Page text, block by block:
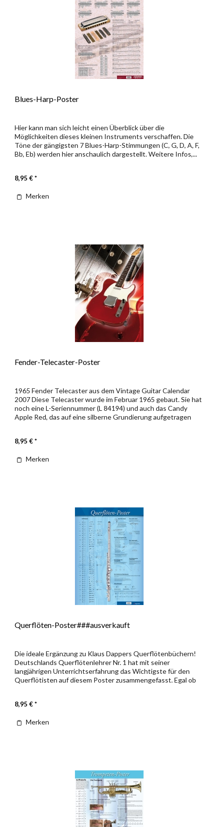
Blues-Harp-Poster
Hier kann man sich leicht einen Überblick über die
Möglichkeiten dieses kleinen Instruments verschaffen. Die
Töne der gängigsten 7 Blues-Harp-Stimmungen (C, G, D, A, F,
Bb, Eb) werden hier anschaulich dargestellt. Weitere Infos,...
8,95 € *
Merken
Fender-Telecaster-Poster
1965 Fender Telecaster aus dem Vintage Guitar Calendar
2007 Diese Telecaster wurde im Februar 1965 gebaut. Sie hat
noch eine L-Seriennummer (L 84194) und auch das Candy
Apple Red, das auf eine silberne Grundierung aufgetragen
8,95 € *
Merken
Querflöten-Poster###ausverkauft
Die ideale Ergänzung zu Klaus Dappers Querflötenbüchern!
Deutschlands Querflötenlehrer Nr. 1 hat mit seiner
langjährigen Unterrichtserfahrung das Wichtigste für den
Querflötisten auf diesem Poster zusammengefasst. Egal ob
8,95 € *
Merken